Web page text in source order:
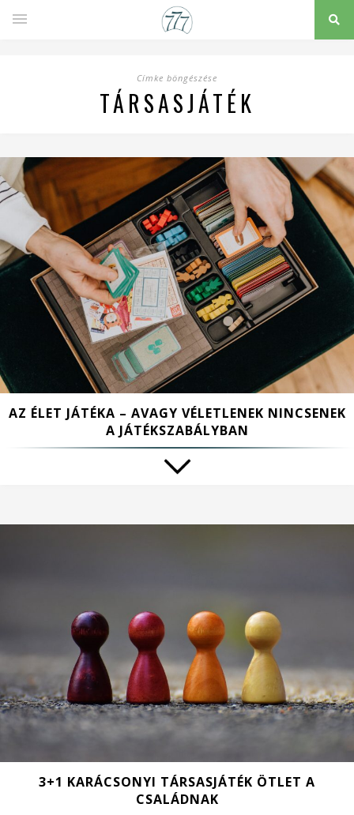
Címke böngészése
TÁRSASJÁTÉK
AZ ÉLET JÁTÉKA – AVAGY VÉLETLENEK NINCSENEK
A JÁTÉKSZABÁLYBAN
3+1 KARÁCSONYI TÁRSASJÁTÉK ÖTLET A
CSALÁDNAK